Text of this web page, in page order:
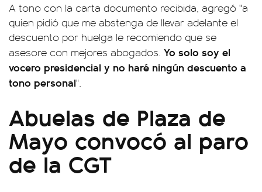
A tono con la carta documento recibida, agregó "a
quien pidió que me abstenga de llevar adelante el
descuento por huelga le recomiendo que se
asesore con mejores abogados. Yo solo soy el
vocero presidencial y no haré ningún descuento a
tono personal".
Abuelas de Plaza de
Mayo convocó al paro
de la CGT